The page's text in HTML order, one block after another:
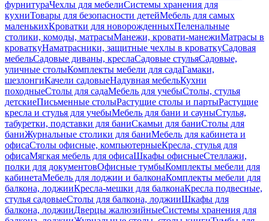
фурнитураЧехлы для мебелиСистемы хранения для
кухниТовары для безопасности детейМебель для самых
маленькихКроватки для новорожденныхПеленальные
столики, комоды, матрасыМанежи, кровати-манежиМатрасы в
кроваткуНаматрасники, защитные чехлы в кроваткуСадовая
мебельСадовые диваны, креслаСадовые стульяСадовые,
уличные столыКомплекты мебели для садаГамаки,
шезлонгиКачели садовыеНадувная мебельКухни
походныеСтолы для садаМебель для учебыСтолы, стулья
детскиеПисьменные столыРастущие столы и партыРастущие
кресла и стулья для учебыМебель для бани и сауныСтулья,
табуретки, подставки для баниСкамьи для баниСтолы для
баниЖурнальные столики для баниМебель для кабинета и
офисаСтолы офисные, компьютерныеКресла, стулья для
офисаМягкая мебель для офисаШкафы офисныеСтеллажи,
полки для документовОфисные тумбыКомплекты мебели для
кабинетаМебель для лоджии и балконаКомплекты мебели для
балкона, лоджииКресла-мешки для балконаКресла подвесные,
стулья садовыеСтолы для балкона, лоджииШкафы для
балкона, лоджииДверцы жалюзийныеСистемы хранения для